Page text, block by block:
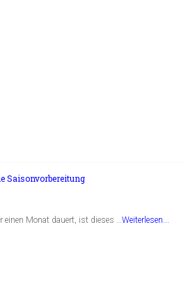
Saisonvorbereitung
einen Monat dauert, ist dieses …Weiterlesen...